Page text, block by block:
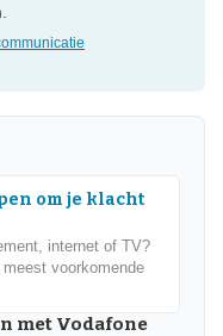
om je klacht
internet of TV?
voorkomende
met Vodafone